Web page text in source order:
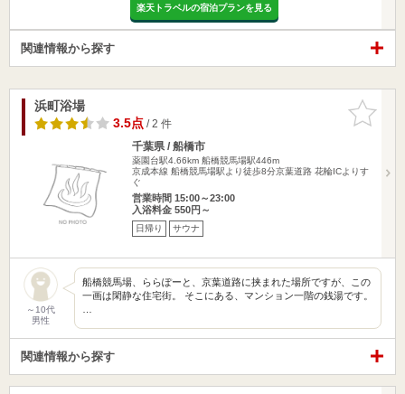
楽天トラベルの宿泊プランを見る
関連情報から探す
お気に入
りに追加
浜町浴場
3.5点/ 2 件
千葉県 / 船橋市
薬園台駅4.66km 船橋競馬場駅446m
京成本線 船橋競馬場駅より徒歩8分京葉道路 花輪ICよりす
ぐ
営業時間 15:00～23:00
入浴料金 550円～
日帰り サウナ
～10代
男性
船橋競馬場、ららぽーと、京葉道路に挟まれた場所ですが、この
一画は閑静な住宅街。 そこにある、マンション一階の銭湯です。
関連情報から探す